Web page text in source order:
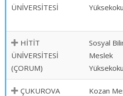
ÜNİVERSİTESİ
HİTİT
ÜNİVERSİTESİ
(ÇORUM)
Sosyal
Meslek
ÇUKUROVA
Kozan